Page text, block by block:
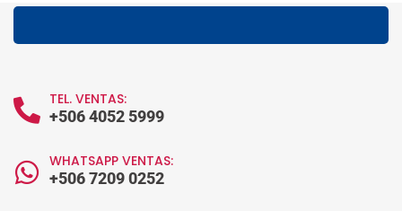
TEL. VENTAS:
+506 4052 5999
WHATSAPP VENTAS:
+506 7209 0252